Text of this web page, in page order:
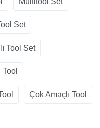
Set
Tool Set
Çok Amaçlı Tool